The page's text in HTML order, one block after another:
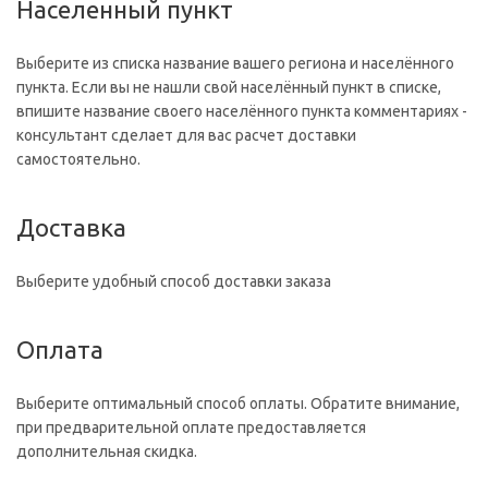
Населенный пункт
Выберите из списка название вашего региона и населённого
пункта. Если вы не нашли свой населённый пункт в списке,
впишите название своего населённого пункта комментариях -
консультант сделает для вас расчет доставки
самостоятельно.
Доставка
Выберите удобный способ доставки заказа
Оплата
Выберите оптимальный способ оплаты. Обратите внимание,
при предварительной оплате предоставляется
дополнительная скидка.